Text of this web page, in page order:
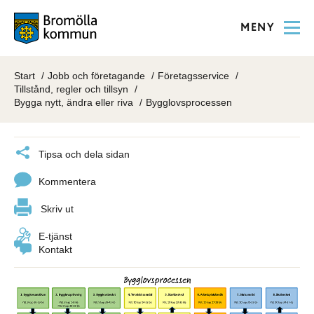
MENY
Start Jobb och företagande
Företagsservice
Tillstånd, regler och tillsyn
Bygga nytt, ändra eller riva
Bygglovsprocessen
Tipsa och dela sidan
Kommentera
Skriv ut
E-tjänst
Kontakt